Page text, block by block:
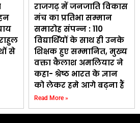
से
राजगढ़ में जनजाति विकास
मंच का प्रतिभा सम्मान
समारोह संपन्न : 110
विद्यार्थियों के साथ ही उनके
शिक्षक हुए सम्मानित, मुख्य
वक्ता कैलाश अमलियार ने
कहा- श्रेष्ठ भारत के ज्ञान
को लेकर हमे आगे बढ़ना हैं
Read More »